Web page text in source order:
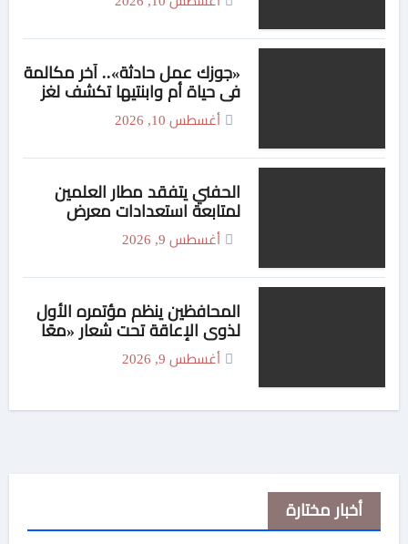
«جوزك عمل حادثة».. آخر مكالمة
في حياة أم وابنتيها تكشف لغز
جريمة التجمع الخامس
أغسطس 10, 2026
الحفني يتفقد مطار العلمين
لمتابعة استعدادات معرض
الطيران والفضاء
أغسطس 9, 2026
المحافظين ينظم مؤتمره الأول
لذوي الإعاقة تحت شعار «معًا
بلا حواجز نحو 2030»
أغسطس 9, 2026
أخبار مختارة